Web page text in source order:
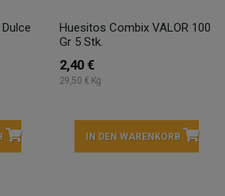
Huesitos Combix VALOR 100
Gr 5 Stk.
2,40 €
29,50 € Kg
IN DEN WARENKORB